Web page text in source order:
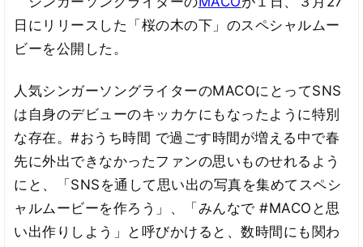
日にリリースした「桜の木の下」のスペシャルムー
ビーを公開した。
人気シンガーソングライターのMACOにとってSNS
は自身のデビューのキッカケにもなったように特別
な存在。#おうち時間 で過ごす時間が増える中で春
先に外出できなかったファンの思いものせれるよう
にと、「SNSを通して思い出の写真を集めてスペシ
ャルムービーを作ろう」、「みんなで #MACOと思
い出作りしよう」と呼びかけると、数時間にも関わ